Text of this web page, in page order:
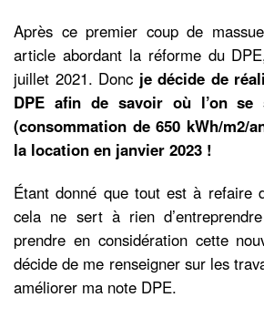
Après ce premier coup de
article abordant la réforme du
juillet 2021. Donc je décide de
DPE afin de savoir où l’on
(consommation de 650 kWh/m2/
la location en janvier 2023 !
Étant donné que tout est à refaire
cela ne sert à rien
prendre en considération cette
décide de me renseigner sur les
améliorer ma note DPE.